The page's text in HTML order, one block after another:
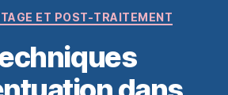
Catégories
ET POST-TRAITEMENT